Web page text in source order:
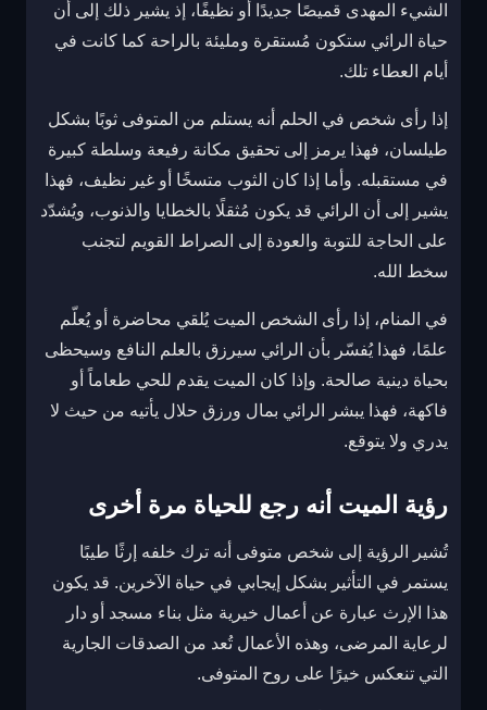
الشيء المهدى قميصًا جديدًا أو نظيفًا، إذ يشير ذلك إلى أن
حياة الرائي ستكون مُستقرة ومليئة بالراحة كما كانت في
أيام العطاء تلك.
إذا رأى شخص في الحلم أنه يستلم من المتوفى ثوبًا بشكل
طيلسان، فهذا يرمز إلى تحقيق مكانة رفيعة وسلطة كبيرة
في مستقبله. وأما إذا كان الثوب متسخًا أو غير نظيف، فهذا
يشير إلى أن الرائي قد يكون مُثقلًا بالخطايا والذنوب، ويُشدّد
على الحاجة للتوبة والعودة إلى الصراط القويم لتجنب
سخط الله.
في المنام، إذا رأى الشخص الميت يُلقي محاضرة أو يُعلّم
علمًا، فهذا يُفسّر بأن الرائي سيرزق بالعلم النافع وسيحظى
بحياة دينية صالحة. وإذا كان الميت يقدم للحي طعاماً أو
فاكهة، فهذا يبشر الرائي بمال ورزق حلال يأتيه من حيث لا
يدري ولا يتوقع.
رؤية الميت أنه رجع للحياة مرة أخرى
تُشير الرؤية إلى شخص متوفى أنه ترك خلفه إرثًا طيبًا
يستمر في التأثير بشكل إيجابي في حياة الآخرين. قد يكون
هذا الإرث عبارة عن أعمال خيرية مثل بناء مسجد أو دار
لرعاية المرضى، وهذه الأعمال تُعد من الصدقات الجارية
التي تنعكس خيرًا على روح المتوفى.